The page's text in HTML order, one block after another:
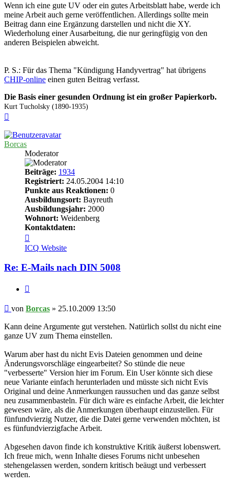
Wenn ich eine gute UV oder ein gutes Arbeitsblatt habe, werde ich
meine Arbeit auch gerne veröffentlichen. Allerdings sollte mein
Beitrag dann eine Ergänzung darstellen und nicht die XY.
Wiederholung einer Ausarbeitung, die nur geringfügig von den
anderen Beispielen abweicht.
P. S.: Für das Thema "Kündigung Handyvertrag" hat übrigens
CHIP-online einen guten Beitrag verfasst.
Die Basis einer gesunden Ordnung ist ein großer Papierkorb.
Kurt Tucholsky (1890-1935)
Borcas
Moderator
Beiträge: 1934
Registriert: 24.05.2004 14:10
Punkte aus Reaktionen: 0
Ausbildungsort: Bayreuth
Ausbildungsjahr: 2000
Wohnort: Weidenberg
Kontaktdaten:
von
Borcas
ICQ Website
Re: E-Mails nach DIN 5008
Beitrag
von Borcas » 25.10.2009 13:50
Kann deine Argumente gut verstehen. Natürlich sollst du nicht eine
ganze UV zum Thema einstellen.
Warum aber hast du nicht Evis Dateien genommen und deine
Änderungsvorschläge eingearbeitet? So stünde die neue
"verbesserte" Version hier im Forum. Ein User könnte sich diese
neue Variante einfach herunterladen und müsste sich nicht Evis
Original und deine Anmerkungen raussuchen und das ganze selbst
neu zusammenbasteln. Für dich wäre es einfache Arbeit, die leichter
gewesen wäre, als die Anmerkungen überhaupt einzustellen. Für
fünfundvierzig Nutzer, die die Datei gerne verwenden möchten, ist
es fünfundvierzigfache Arbeit.
Abgesehen davon finde ich konstruktive Kritik äußerst lobenswert.
Ich freue mich, wenn Inhalte dieses Forums nicht unbesehen
stehengelassen werden, sondern kritisch beäugt und verbessert
werden.